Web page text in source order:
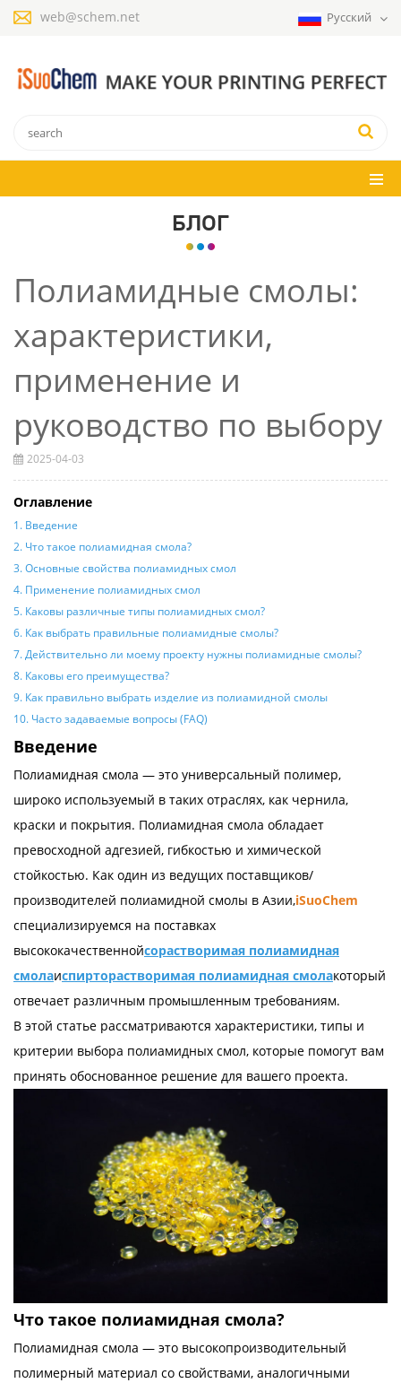
web@schem.net Русский
БЛОГ
Полиамидные смолы:
характеристики,
применение и
руководство по выбору
2025-04-03
Оглавление
1. Введение
2. Что такое полиамидная смола?
3. Основные свойства полиамидных смол
4. Применение полиамидных смол
5. Каковы различные типы полиамидных смол?
6. Как выбрать правильные полиамидные смолы?
7. Действительно ли моему проекту нужны полиамидные смолы?
8. Каковы его преимущества?
9. Как правильно выбрать изделие из полиамидной смолы
10. Часто задаваемые вопросы (FAQ)
Введение
Полиамидная смола — это универсальный полимер,
широко используемый в таких отраслях, как чернила,
краски и покрытия. Полиамидная смола обладает
превосходной адгезией, гибкостью и химической
стойкостью. Как один из ведущих поставщиков/
производителей полиамидной смолы в Азии,iSuoChem
специализируемся на поставках
высококачественнойсорастворимая полиамидная
смолаиспирторастворимая полиамидная смолакоторый
отвечает различным промышленным требованиям.
В этой статье рассматриваются характеристики, типы и
критерии выбора полиамидных смол, которые помогут вам
принять обоснованное решение для вашего проекта.
Что такое полиамидная смола?
Полиамидная смола — это высокопроизводительный
полимерный материал со свойствами, аналогичными